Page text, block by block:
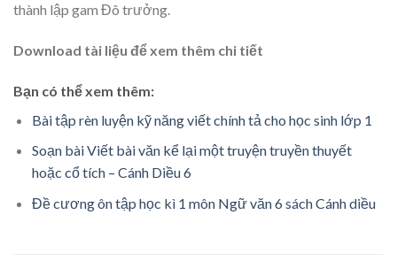
thành lập gam Đô trưởng.
Download tài liệu để xem thêm chi tiết
Bạn có thể xem thêm:
Bài tập rèn luyện kỹ năng viết chính tả cho học sinh lớp 1
Soạn bài Viết bài văn kể lại một truyện truyền thuyết
hoặc cổ tích – Cánh Diều 6
Đề cương ôn tập học kì 1 môn Ngữ văn 6 sách Cánh diều